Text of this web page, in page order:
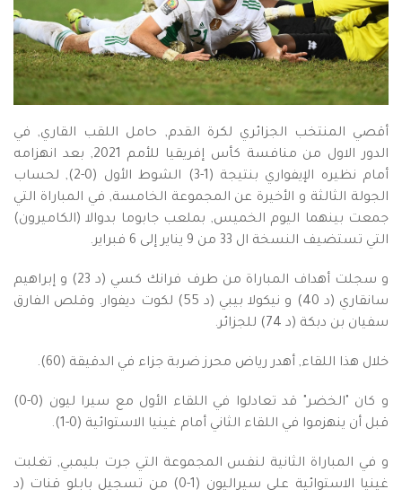
أقصي المنتخب الجزائري لكرة القدم, حامل اللقب القاري, في
الدور الاول من منافسة كأس إفريقيا للأمم 2021, بعد انهزامه
أمام نظيره الإيفواري بنتيجة (1-3) الشوط الأول (0-2), لحساب
الجولة الثالثة و الأخيرة عن المجموعة الخامسة, في المباراة التي
جمعت بينهما اليوم الخميس, بملعب جابوما بدوالا (الكاميرون)
التي تستضيف النسخة ال 33 من 9 يناير إلى 6 فبراير.
و سجلت أهداف المباراة من طرف فرانك كسي (د 23) و إبراهيم
سانقاري (د 40) و نيكولا بيبي (د 55) لكوت ديفوار. وقلص الفارق
سفيان بن دبكة (د 74) للجزائر.
خلال هذا اللقاء, أهدر رياض محرز ضربة جزاء في الدقيقة (60).
و كان "الخضر" قد تعادلوا في اللقاء الأول مع سيرا ليون (0-0)
قبل أن ينهزموا في اللقاء الثاني أمام غينيا الاستوائية (0-1).
و في المباراة الثانية لنفس المجموعة التي جرت بليمبي, تغلبت
غينيا الاستوائية على سيراليون (1-0) من تسجيل بابلو قنات (د